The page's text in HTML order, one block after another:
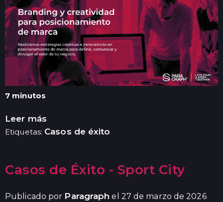
7 minutos
Leer más
Etiquetas: Casos de éxito
Casos de Éxito - Sport City
Publicado por Paragraph el 27 de marzo de 2026